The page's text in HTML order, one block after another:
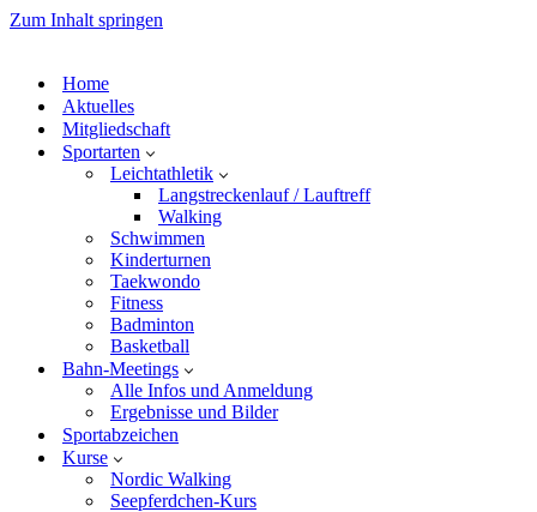
Zum Inhalt springen
Home
Aktuelles
Mitgliedschaft
Sportarten
Leichtathletik
Langstreckenlauf / Lauftreff
Walking
Schwimmen
Kinderturnen
Taekwondo
Fitness
Badminton
Basketball
Bahn-Meetings
Alle Infos und Anmeldung
Ergebnisse und Bilder
Sportabzeichen
Kurse
Nordic Walking
Seepferdchen-Kurs